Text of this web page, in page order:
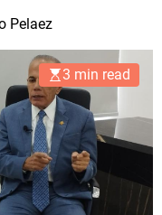
Pelaez
3 min read